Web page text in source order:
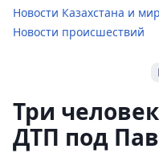
Новости Казахстана и
Новости происшествий
Три
ДТП под